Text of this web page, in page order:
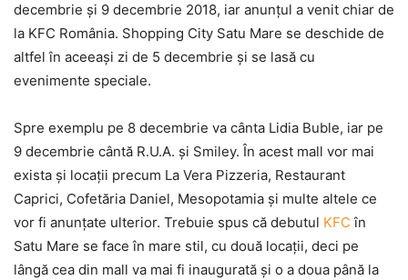
decembrie şi 9 decembrie 2018, iar anunţul a venit chiar de
la KFC România. Shopping City Satu Mare se deschide de
altfel în aceeaşi zi de 5 decembrie şi se lasă cu
evenimente speciale.
Spre exemplu pe 8 decembrie va cânta Lidia Buble, iar pe
9 decembrie cântă R.U.A. şi Smiley. În acest mall vor mai
exista şi locaţii precum La Vera Pizzeria, Restaurant
Caprici, Cofetăria Daniel, Mesopotamia şi multe altele ce
vor fi anunţate ulterior. Trebuie spus că debutul KFC în
Satu Mare se face în mare stil, cu două locaţii, deci pe
lângă cea din mall va mai fi inaugurată şi o a doua până la